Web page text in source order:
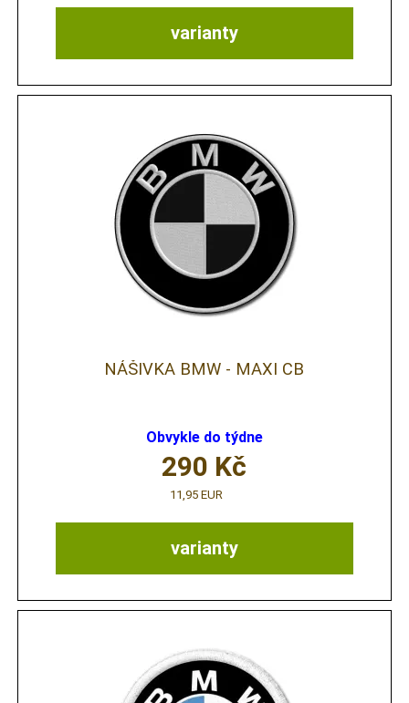
varianty
NÁŠIVKA BMW - MAXI CB
Obvykle do týdne
varianty
290 Kč
11,95 EUR